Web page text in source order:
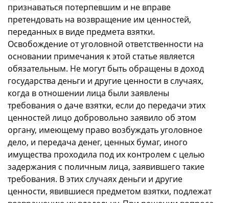
признаваться потерпевшим и не вправе
претендовать на возвращение им ценностей,
переданных в виде предмета взятки.
Освобождение от уголовной ответственности на
основании примечания к этой статье является
обязательным. Не могут быть обращены в доход
государства деньги и другие ценности в случаях,
когда в отношении лица были заявлены
требования о даче взятки, если до передачи этих
ценностей лицо добровольно заявило об этом
органу, имеющему право возбуждать уголовное
дело, и передача денег, ценных бумаг, иного
имущества проходила под их контролем с целью
задержания с поличным лица, заявившего такие
требования. В этих случаях деньги и другие
ценности, явившиеся предметом взятки, подлежат